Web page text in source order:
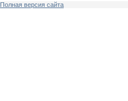
Полная версия сайта